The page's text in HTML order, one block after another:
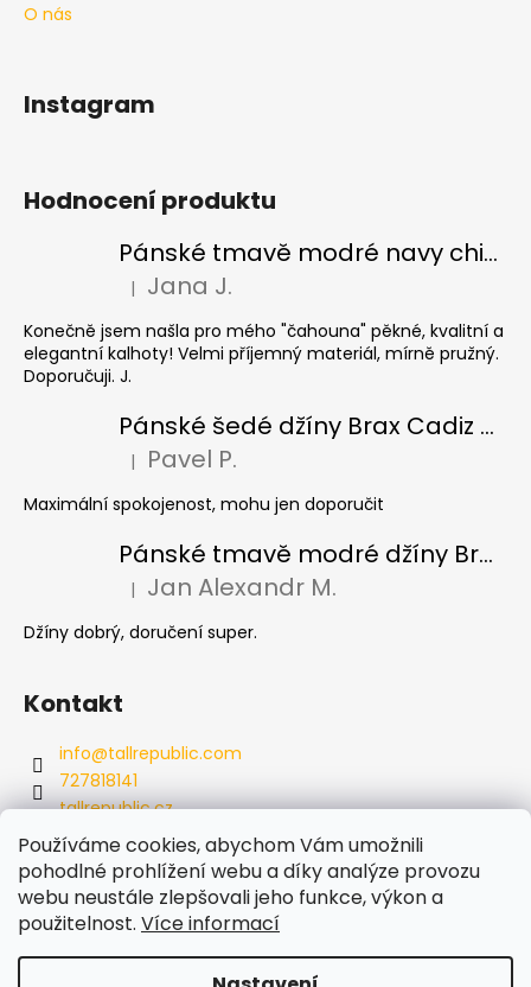
Používáme cookies, abychom Vám umožnili
pohodlné prohlížení webu a díky analýze provozu
webu neustále zlepšovali jeho funkce, výkon a
použitelnost. Více informací
O nás
Instagram
Hodnocení produktu
Pánské tmavě modré navy chinos Ed Baxter, prodloužené
Hodnocení produktu je 5 z 5 hvězdiček.
| Jana J.
Konečně jsem našla pro mého "čahouna" pěkné, kvalitní a
elegantní kalhoty! Velmi příjemný materiál, mírně pružný.
Doporučuji. J.
Pánské šedé džíny Brax Cadiz Grey smoke, prodloužené
Hodnocení produktu je 5 z 5 hvězdiček.
| Pavel P.
Maximální spokojenost, mohu jen doporučit
Pánské tmavě modré džíny Brax Cadiz Dark blue, prodloužené
Hodnocení produktu je 5 z 5 hvězdiček.
| Jan Alexandr M.
Džíny dobrý, doručení super.
Kontakt
info@tallrepublic.com
727818141
tallrepublic.cz
tallrepublic.cz/
727818141